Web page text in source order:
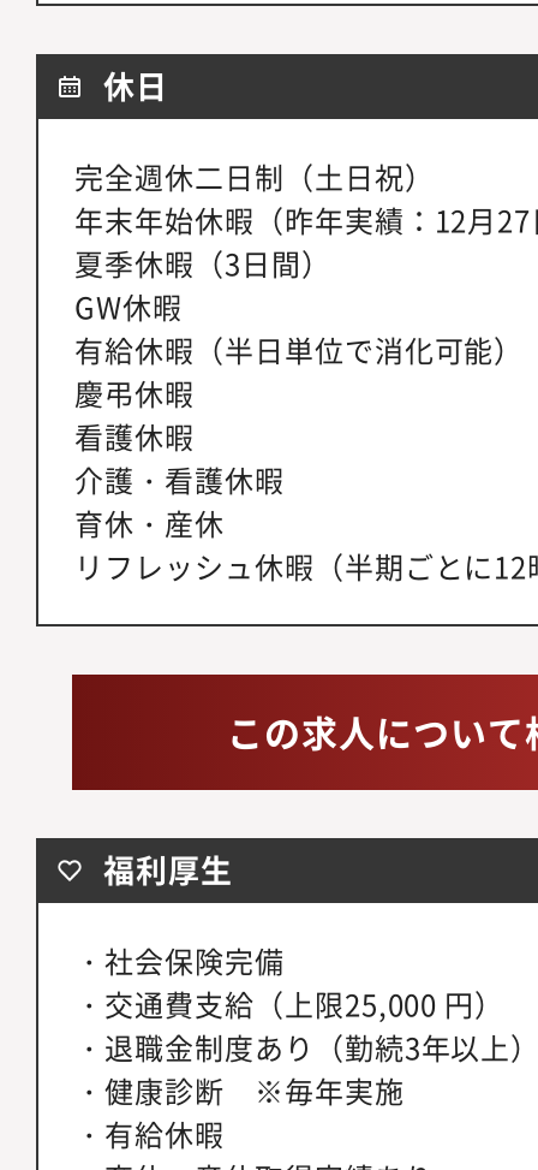
休日
完全週休二日制（土日祝）
年末年始休暇（昨年実績：12月
夏季休暇（3日間）
GW休暇
有給休暇（半日単位で消化可能）
慶弔休暇
看護休暇
介護・看護休暇
育休・産休
リフレッシュ休暇（半期ごとに
この求人につい
福利厚生
・社会保険完備
・交通費支給（上限25,000 円）
・退職金制度あり（勤続3年以上
・健康診断 ※毎年実施
・有給休暇